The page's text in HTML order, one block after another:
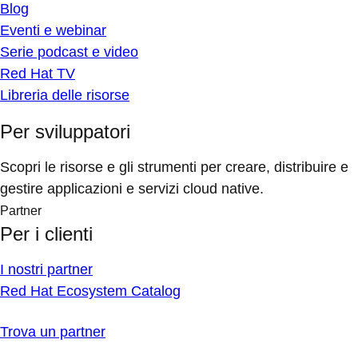
Blog
Eventi e webinar
Serie podcast e video
Red Hat TV
Libreria delle risorse
Per sviluppatori
Scopri le risorse e gli strumenti per creare, distribuire e
gestire applicazioni e servizi cloud native.
Partner
Per i clienti
I nostri partner
Red Hat Ecosystem Catalog
Trova un partner